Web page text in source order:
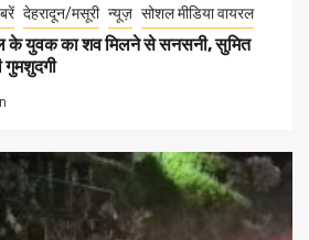
देहरादून/मसूरी न्यूज़ सोशल मीडिया वायरल
युवक का शव मिलने से सनसनी, सुमित
गुमशुदगी